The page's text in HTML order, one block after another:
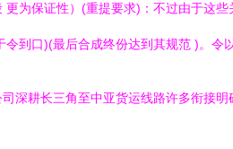
为保证性）(重提要求)：不过由于这
到口)(最后合成终份达到其规范 )。令
深耕长三角至中亚货运线路许多衔接